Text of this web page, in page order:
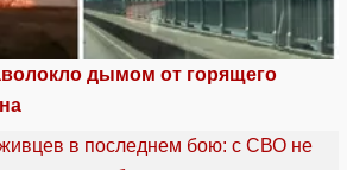
дымом от горящего